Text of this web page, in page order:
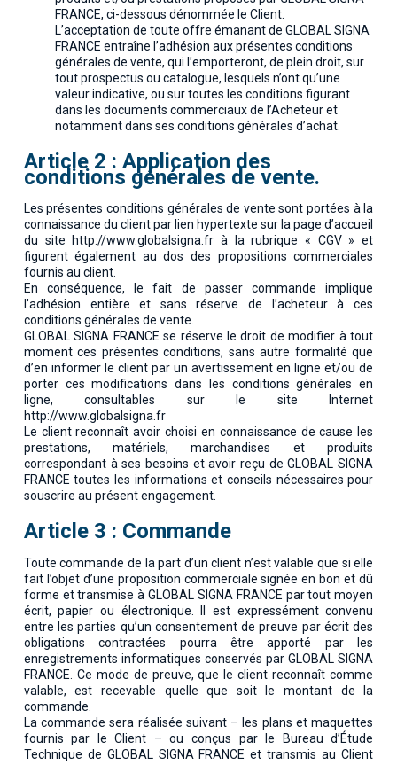
FRANCE, ci-dessous dénommée le Client.
L’acceptation de toute offre émanant de GLOBAL SIGNA
FRANCE entraîne l’adhésion aux présentes conditions
générales de vente, qui l’emporteront, de plein droit, sur
tout prospectus ou catalogue, lesquels n’ont qu’une
valeur indicative, ou sur toutes les conditions figurant
dans les documents commerciaux de l’Acheteur et
notamment dans ses conditions générales d’achat.
Article 2 : Application des
conditions générales de vente.
Les présentes conditions générales de vente sont portées à la
connaissance du client par lien hypertexte sur la page d’accueil
du site http://www.globalsigna.fr à la rubrique « CGV » et
figurent également au dos des propositions commerciales
fournis au client.
En conséquence, le fait de passer commande implique
l’adhésion entière et sans réserve de l’acheteur à ces
conditions générales de vente.
GLOBAL SIGNA FRANCE se réserve le droit de modifier à tout
moment ces présentes conditions, sans autre formalité que
d’en informer le client par un avertissement en ligne et/ou de
porter ces modifications dans les conditions générales en
ligne, consultables sur le site Internet
http://www.globalsigna.fr
Le client reconnaît avoir choisi en connaissance de cause les
prestations, matériels, marchandises et produits
correspondant à ses besoins et avoir reçu de GLOBAL SIGNA
FRANCE toutes les informations et conseils nécessaires pour
souscrire au présent engagement.
Article 3 : Commande
Toute commande de la part d’un client n’est valable que si elle
fait l’objet d’une proposition commerciale signée en bon et dû
forme et transmise à GLOBAL SIGNA FRANCE par tout moyen
écrit, papier ou électronique. Il est expressément convenu
entre les parties qu’un consentement de preuve par écrit des
obligations contractées pourra être apporté par les
enregistrements informatiques conservés par GLOBAL SIGNA
FRANCE. Ce mode de preuve, que le client reconnaît comme
valable, est recevable quelle que soit le montant de la
commande.
La commande sera réalisée suivant – les plans et maquettes
fournis par le Client – ou conçus par le Bureau d’Étude
Technique de GLOBAL SIGNA FRANCE et transmis au Client